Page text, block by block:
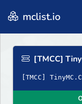
mclist.io
[TMCC]
[TMCC]